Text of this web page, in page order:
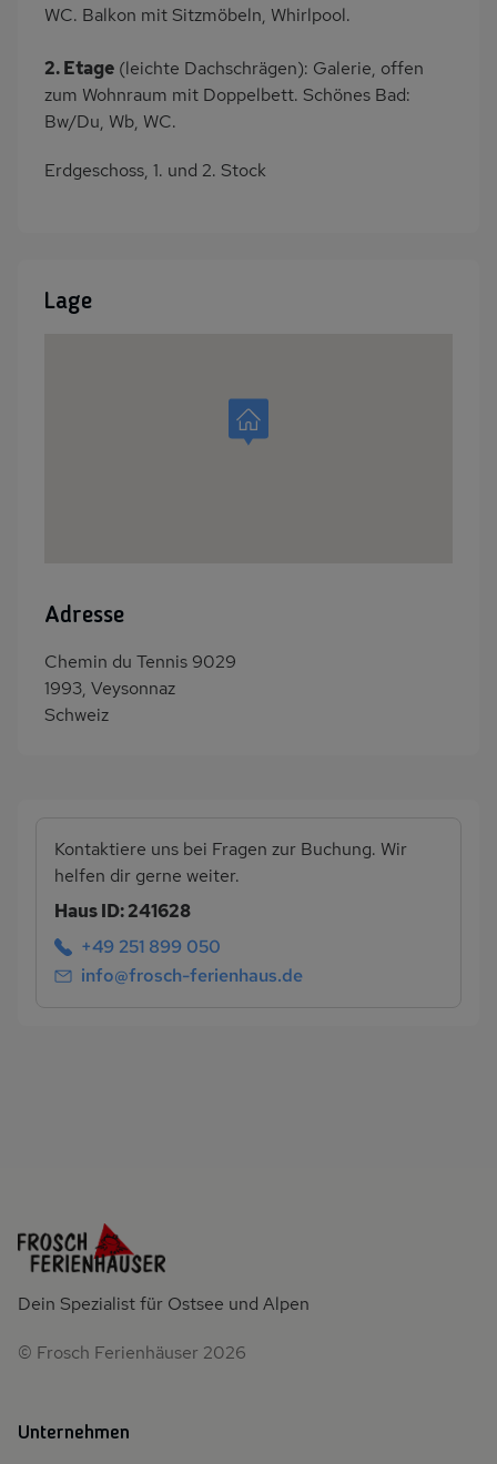
WC. Balkon mit Sitzmöbeln, Whirlpool.
2. Etage (leichte Dachschrägen): Galerie, offen
zum Wohnraum mit Doppelbett. Schönes Bad:
Bw/Du, Wb, WC.
Erdgeschoss, 1. und 2. Stock
Lage
Adresse
Chemin du Tennis 9029
1993, Veysonnaz
Schweiz
Kontaktiere uns bei Fragen zur Buchung. Wir
helfen dir gerne weiter.
Haus ID: 241628
+49 251 899 050
info@frosch-ferienhaus.de
Dein Spezialist für Ostsee und Alpen
© Frosch Ferienhäuser 2026
Unternehmen